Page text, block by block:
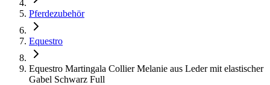
Pferdezubehör
Equestro
Equestro Martingala Collier Melanie aus Leder mit elastischer
Gabel Schwarz Full